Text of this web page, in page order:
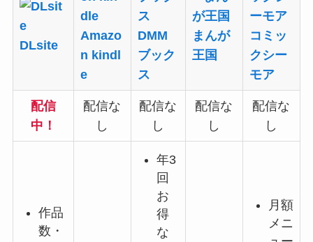
DLsite
Amazo
n kindl
e
DMM
ブック
ス
まんが
王国
コミッ
クシー
モア
配信
中！
配信な
し
配信な
し
配信な
し
配信な
し
作品
数・
年3
回
お
得
な
月額
メニ